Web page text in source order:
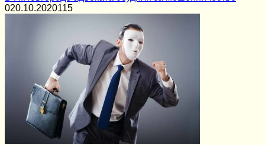
020.10.2020115